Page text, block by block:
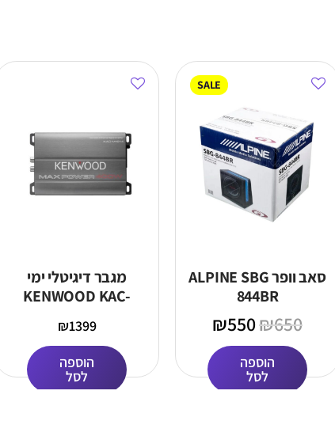
SALE
סאב וופר ALPINE SBG
844BR
₪650
₪550
הוספה
לסל
מגבר דיגיטלי ימי
KENWOOD KAC-
₪1399
הוספה
לסל